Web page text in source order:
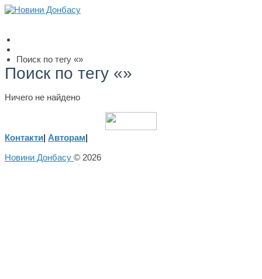
Поиск по тегу «»
Поиск по тегу «»
Ничего не найдено
Контакти| Авторам|
Новини Донбасу © 2026